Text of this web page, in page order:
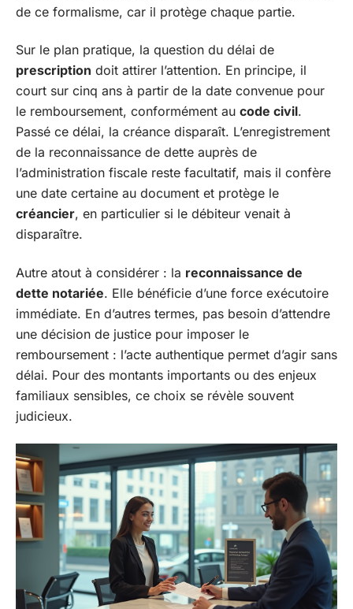
de ce formalisme, car il protège chaque partie.
Sur le plan pratique, la question du délai de
prescription doit attirer l’attention. En principe, il
court sur cinq ans à partir de la date convenue pour
le remboursement, conformément au code civil.
Passé ce délai, la créance disparaît. L’enregistrement
de la reconnaissance de dette auprès de
l’administration fiscale reste facultatif, mais il confère
une date certaine au document et protège le
créancier, en particulier si le débiteur venait à
disparaître.
Autre atout à considérer : la reconnaissance de
dette notariée. Elle bénéficie d’une force exécutoire
immédiate. En d’autres termes, pas besoin d’attendre
une décision de justice pour imposer le
remboursement : l’acte authentique permet d’agir sans
délai. Pour des montants importants ou des enjeux
familiaux sensibles, ce choix se révèle souvent
judicieux.